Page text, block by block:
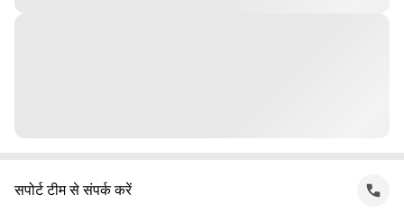
सपोर्ट टीम से संपर्क करें